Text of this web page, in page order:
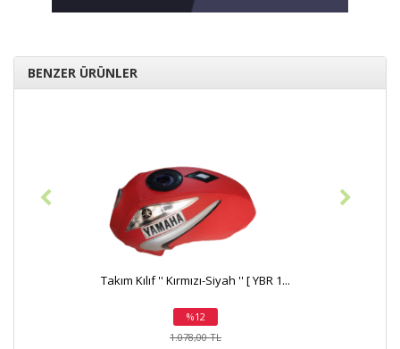
BENZER ÜRÜNLER
Takım Kılıf '' Kırmızı-Siyah '' [ YBR 1...